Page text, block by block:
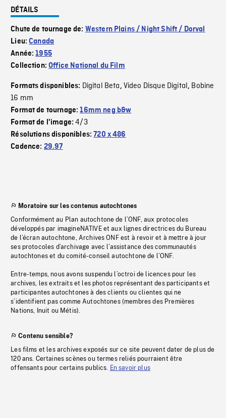
DÉTAILS
Chute de tournage de: Western Plains / Night Shift / Dorval
Lieu:Canada
Année:1955
Collection:Office National du Film
Formats disponibles: Digital Beta, Video Disque Digital, Bobine
16 mm
Format de tournage:16mm neg b&w
Format de l'image:4/3
Résolutions disponibles:720 x 486
Cadence: 29.97
Moratoire sur les contenus autochtones
Conformément au Plan autochtone de l’ONF, aux protocoles
développés par imagineNATIVE et aux lignes directrices du Bureau
de l’écran autochtone, Archives ONF est à revoir et à mettre à jour
ses protocoles d’archivage avec l’assistance des communautés
autochtones et du comité-conseil autochtone de l’ONF.
Entre-temps, nous avons suspendu l’octroi de licences pour les
archives, les extraits et les photos représentant des participants et
participantes autochtones à des clients ou clientes qui ne
s’identifient pas comme Autochtones (membres des Premières
Nations, Inuit ou Métis).
Contenu sensible?
Les films et les archives exposés sur ce site peuvent dater de plus de
120 ans. Certaines scènes ou termes reliés pourraient être
offensants pour certains publics. En savoir plus